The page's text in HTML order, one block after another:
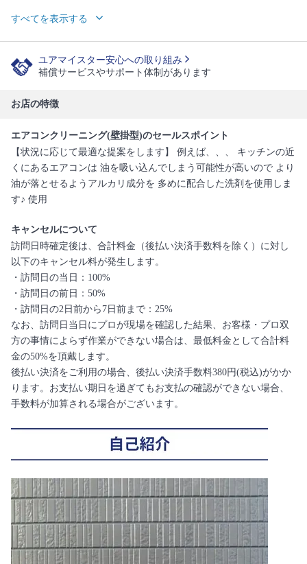
すべてを表示する
ユアマイスター安心への取り組み
補償サービスやサポート体制があります
お店の特徴
エアコンクリーニング(壁掛型)のセールスポイント
【状況に応じて最適な提案をします】 例えば、、、 キッチンの近
くにあるエアコンは 油を吸い込んでしまう可能性が高いので より
油が落とせるようアルカリ成分を 多めに配合した洗剤を使用しま
す♪ 使用
キャンセルについて
訪問日時確定後は、合計料金（後払い決済手数料を除く）に対し
以下のキャンセル料が発生します。
・訪問日の当日：100%
・訪問日の前日：50%
・訪問日の2日前から7日前まで：25%
なお、訪問日当日にプロが現場を確認した結果、お客様・プロ双
方の事情によらず作業ができない場合は、最低料金として合計料
金の50%を頂戴します。
後払い決済をご利用の場合、後払い決済手数料380円(税込)がかか
ります。お支払い期日を過ぎてもお支払の確認ができない場合、
手数料が加算される場合がございます。